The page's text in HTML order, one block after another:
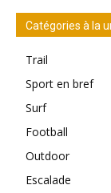
Catégories à la
Trail
Sport en bref
Surf
Football
Outdoor
Escalade